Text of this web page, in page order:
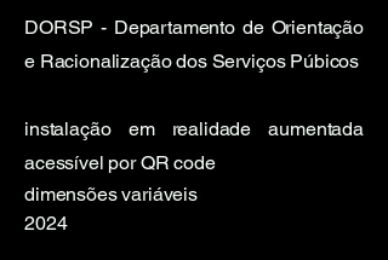
DORSP - Departamento de Orientação
e Racionalização dos Serviços Púbicos
instalação em realidade aumentada
acessível por QR code
dimensões variáveis
​2024